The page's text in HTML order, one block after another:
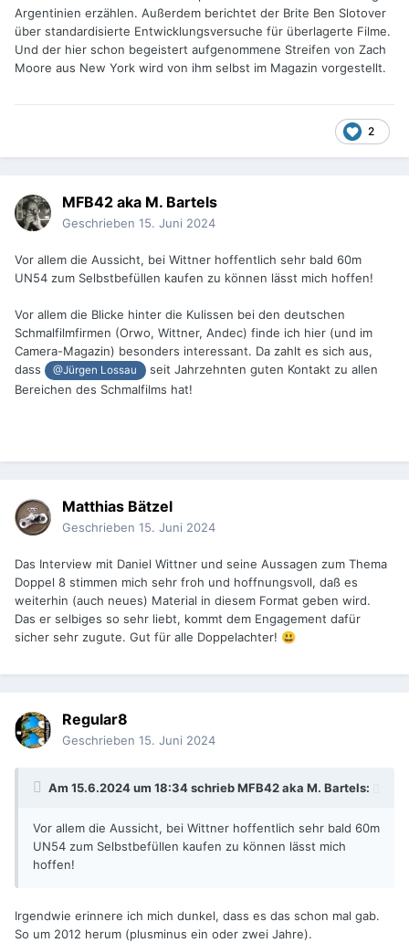
Argentinien erzählen. Außerdem berichtet der Brite Ben Slotover
über standardisierte Entwicklungsversuche für überlagerte Filme.
Und der hier schon begeistert aufgenommene Streifen von Zach
Moore aus New York wird von ihm selbst im Magazin vorgestellt.
2
MFB42 aka M. Bartels
Geschrieben 15. Juni 2024
Vor allem die Aussicht, bei Wittner hoffentlich sehr bald 60m
UN54 zum Selbstbefüllen kaufen zu können lässt mich hoffen!
Vor allem die Blicke hinter die Kulissen bei den deutschen
Schmalfilmfirmen (Orwo, Wittner, Andec) finde ich hier (und im
Camera-Magazin) besonders interessant. Da zahlt es sich aus,
dass
@Jürgen Lossau
seit Jahrzehnten guten Kontakt zu allen
Bereichen des Schmalfilms hat!
Matthias Bätzel
Geschrieben 15. Juni 2024
Das Interview mit Daniel Wittner und seine Aussagen zum Thema
Doppel 8 stimmen mich sehr froh und hoffnungsvoll, daß es
weiterhin (auch neues) Material in diesem Format geben wird.
Das er selbiges so sehr liebt, kommt dem Engagement dafür
sicher sehr zugute. Gut für alle Doppelachter! 😃
Regular8
Geschrieben 15. Juni 2024
Am 15.6.2024 um 18:34 schriebMFB42 aka M. Bartels:
Vor allem die Aussicht, bei Wittner hoffentlich sehr bald 60m
UN54 zum Selbstbefüllen kaufen zu können lässt mich
hoffen!
Irgendwie erinnere ich mich dunkel, dass es das schon mal gab.
So um 2012 herum (plusminus ein oder zwei Jahre).